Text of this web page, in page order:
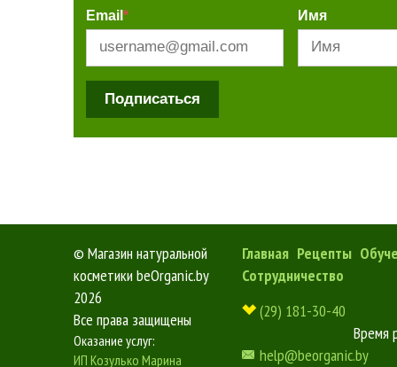
Email * Имя
Подписаться
© Магазин натуральной
косметики beOrganic.by
2026
Все права защищены
Оказание услуг:
ИП Козулько Марина
Главная Рецепты
Сотрудничество
(29) 181-30-40
Время
help@beorganic.by